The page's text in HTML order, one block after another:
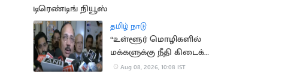
டிரெண்டிங் நியூஸ்
தமிழ் நாடு
“உள்ளூர் மொழிகளில்
மக்களுக்கு நீதி கிடைக்க
வேண்டும்”.. நீதிபதி
Aug 08, 2026, 10:08 IST